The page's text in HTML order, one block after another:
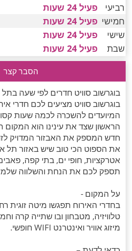
רביעי
פעיל 24 שעות
חמישי פעיל 24 שעות
שישי
פעיל 24 שעות
שבת
פעיל 24 שעות
הסבר קצר
בוגרשוב סוויט חדרים לפי שעה
בוגרשוב סוויט מציעים לכם חדרי
המיועדים להשכרה לכמה שעות
הראשון שצד את עינינו הוא המקום
חדש המספק את האבזור המדויק
את הספוט הכי טוב שיש באזור תל
אטרקציות, חופי ים, בתי קפה,
תספק לכם את הנחת והשלווה
על המקום -
בחדרי האירוח תפגשו מיטה זוגית
טלוויזיה, מטבחון ובו שתייה קרה
מיזוג אוויר ואינטרנט WIFI חופשי.